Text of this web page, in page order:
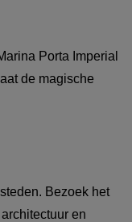
Porta Imperial
de magische
Bezoek het
en